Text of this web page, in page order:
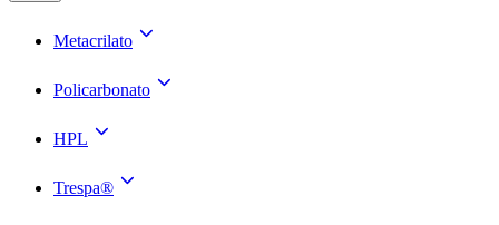
Metacrilato
Policarbonato
HPL
Trespa®